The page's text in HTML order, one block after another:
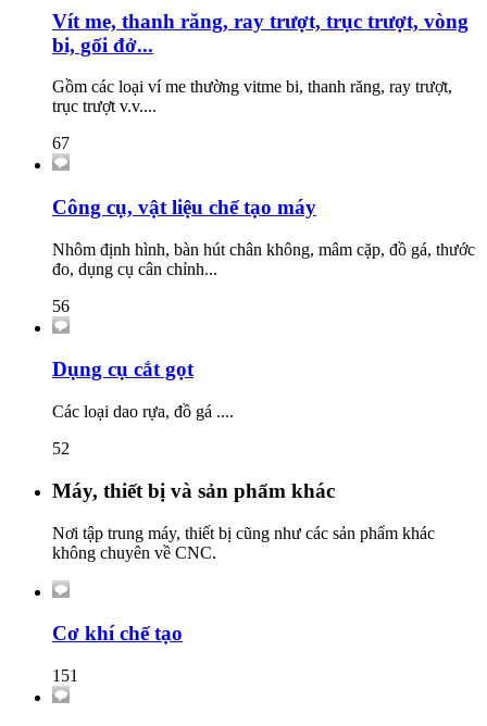
Vít me, thanh răng, ray trượt, trục trượt, vòng
bi, gối đở...
Gồm các loại ví me thường vitme bi, thanh răng, ray trượt,
trục trượt v.v....
67
Công cụ, vật liệu chế tạo máy
Nhôm định hình, bàn hút chân không, mâm cặp, đồ gá, thước
đo, dụng cụ cân chỉnh...
56
Dụng cụ cắt gọt
Các loại dao rựa, đồ gá ....
52
Máy, thiết bị và sản phẩm khác
Nơi tập trung máy, thiết bị cũng như các sản phẩm khác
không chuyên về CNC.
Cơ khí chế tạo
151